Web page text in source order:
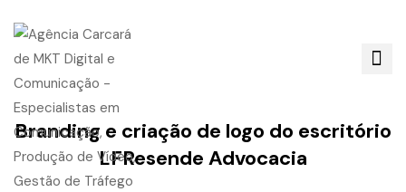
Branding e criação de logo do escritório
LFResende Advocacia